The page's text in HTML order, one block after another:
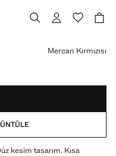
Mercan Kırmızısı
kesim tasarım. Kısa